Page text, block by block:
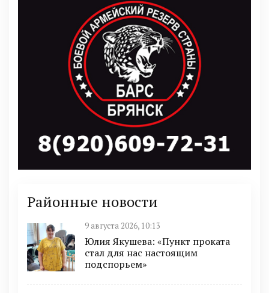
Районные новости
9 августа 2026, 10:13
Юлия Якушева: «Пункт проката
стал для нас настоящим
подспорьем»